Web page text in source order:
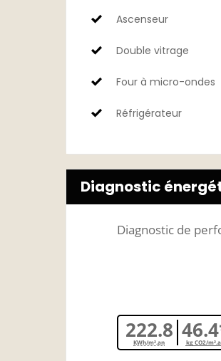
Ascenseur
Double vitrage
Four à micro-ondes
Réfrigérateur
Diagnostic
Diagnostic de
222.8
KWh/m².an kg CO2/